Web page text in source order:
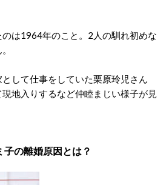
は1964年のこと。2人の馴れ初めな
して仕事をしていた栗原玲児さん
地入りするなど仲睦まじい様子が見
の離婚原因とは？